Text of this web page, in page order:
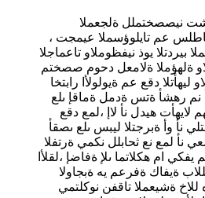
نيصصختملل ةلجعملا
تاطلس عم تايلوؤسملا عيمجت ،
بيردتلا يوذ نيفظوملاو تاعماجلا
ةلهؤملا ةلامعل دحوم صصختم
دقع عم ةيولولأا رابتخا
نم رهشأ ةتس ةدمل ةماقإ ىلع
هيدل نأ لاإ ،لمع دقع
نأ وأ ةبرجتلا ليبس ىلع ىصقأ
نأ لمع نع ثحابلل نكمي ةرتفلا
ام هكلاتما ىلإ ةفاضإ ،لقلأا
ةيفاك ةفرعم يه ةبجاولا
ةشيعملا تاقفن نوكلتمي